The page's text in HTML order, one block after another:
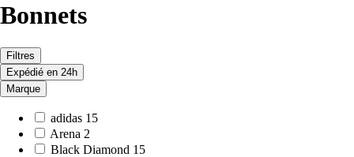
Bonnets
Filtres
Expédié en 24h
Marque
adidas 15
Arena 2
Black Diamond 15